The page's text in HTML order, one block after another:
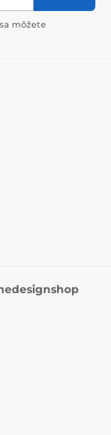
môžete